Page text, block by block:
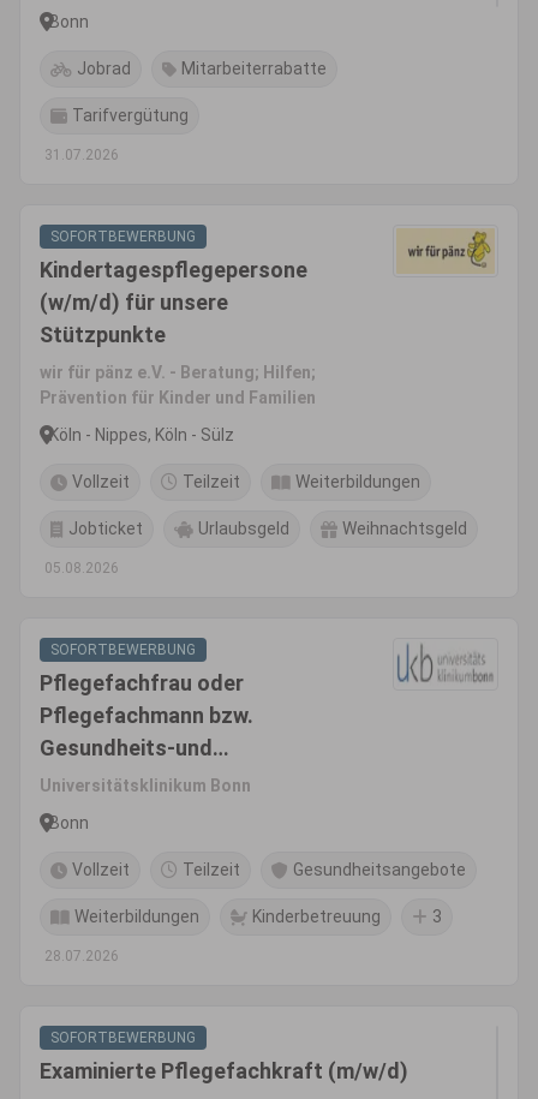
Bonn
Jobrad Mitarbeiterrabatte
Tarifvergütung
31.07.2026
SOFORTBEWERBUNG
Kindertagespflegepersone
(w/m/d) für unsere
Stützpunkte
wir für pänz e.V. - Beratung; Hilfen;
Prävention für Kinder und Familien
Köln - Nippes, Köln - Sülz
Vollzeit Teilzeit Weiterbildungen
Jobticket Urlaubsgeld Weihnachtsgeld
05.08.2026
SOFORTBEWERBUNG
Pflegefachfrau oder
Pflegefachmann bzw.
Gesundheits-und
Krankenpfleger*In (m/w/d)
Universitätsklinikum Bonn
Bonn
Vollzeit Teilzeit Gesundheitsangebote
Weiterbildungen Kinderbetreuung 3
28.07.2026
SOFORTBEWERBUNG
Examinierte Pflegefachkraft (m/w/d)